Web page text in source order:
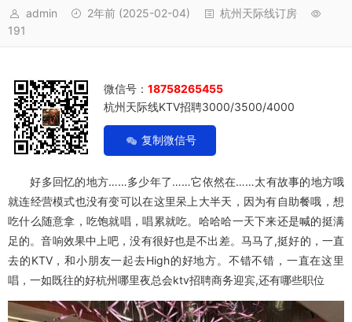
admin 2年前 (2025-02-04)
杭州天际线订房
191
微信号： 18758265455
杭州天际线KTV招聘3000/3500/4000
复制微信号
好多回忆的地方……多少年了……它依然在……太有故事的地方哦
就连经营模式也没有变可以在这里呆上大半天，因为有自助餐哦，想
吃什么随意拿，吃饱就唱，唱累就吃。哈哈哈一天下来还是喊的挺满
足的。音响效果中上吧，没有很好也是不出差。马马了,挺好的，一直
去的KTV，和小朋友一起去High的好地方。不错不错，一直在这里
唱，一如既往的好杭州哪里夜总会ktv招聘商务迎宾,还有哪些职位